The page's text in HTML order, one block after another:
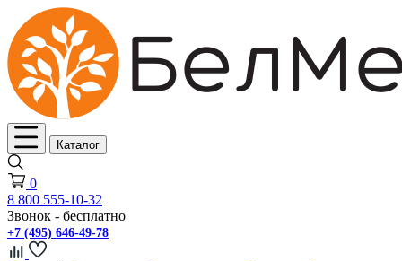
Каталог
0
8 800 555-10-32
Звонок - бесплатно
+7 (495) 646-49-78